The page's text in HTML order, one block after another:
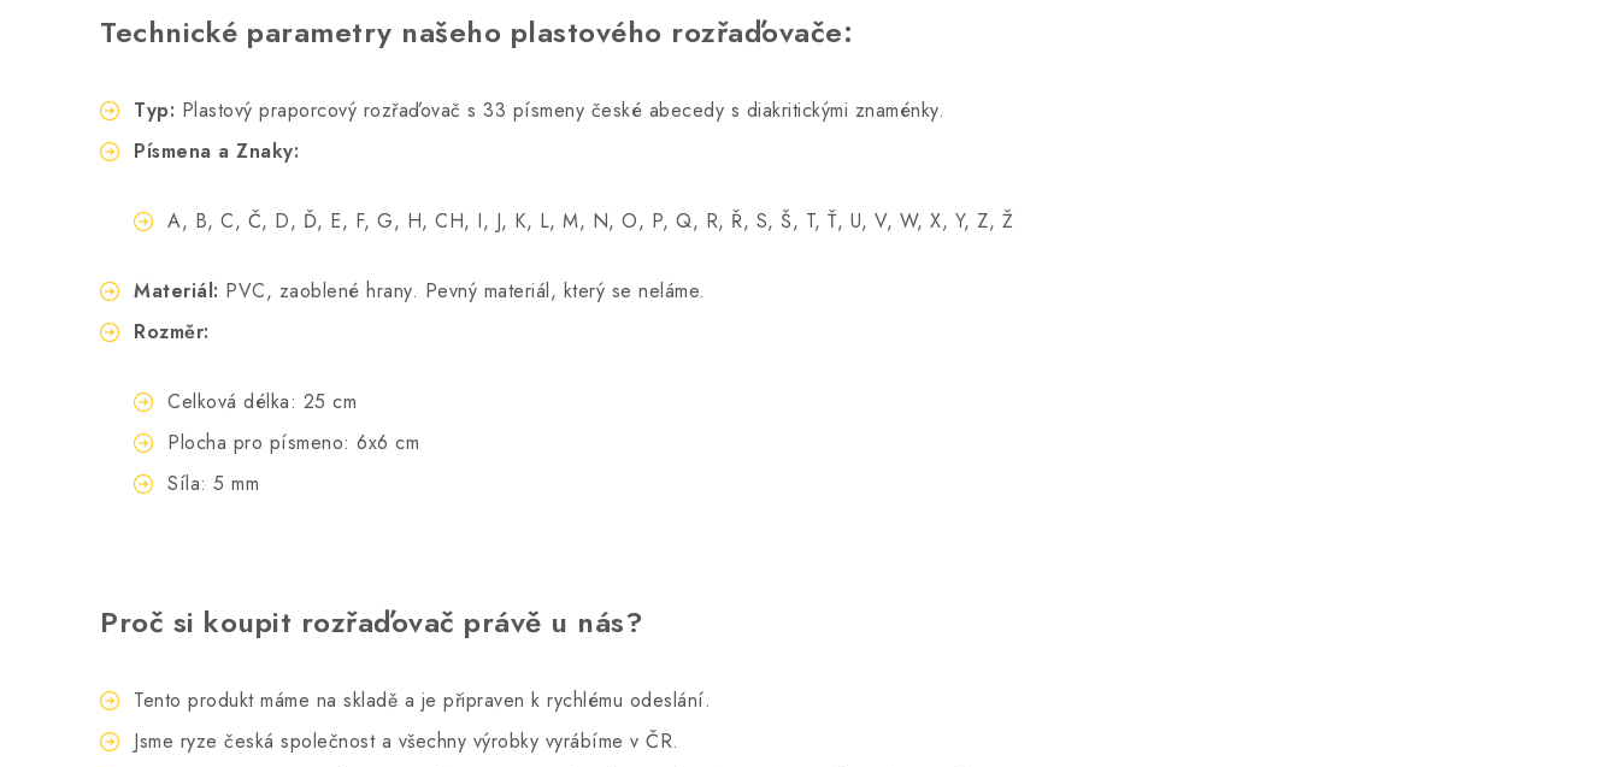
Technické parametry našeho plastového rozřaďovače:
Typ: Plastový praporcový rozřaďovač s 33 písmeny české abecedy s diakritickými znaménky.
Písmena a Znaky:
A, B, C, Č, D, Ď, E, F, G, H, CH, I, J, K, L, M, N, O, P, Q, R, Ř, S, Š, T, Ť, U, V, W, X, Y, Z, Ž
Materiál: PVC, zaoblené hrany. Pevný materiál, který se neláme.
Rozměr:
Celková délka: 25 cm
Plocha pro písmeno: 6x6 cm
Síla: 5 mm
Proč si koupit rozřaďovač právě u nás?
Tento produkt máme na skladě a je připraven k rychlému odeslání.
Jsme ryze česká společnost a všechny výrobky vyrábíme v ČR.